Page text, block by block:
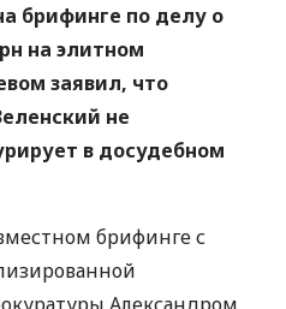
брифинге по делу о
на элитном
заявил, что
не
в досудебном
брифинге с